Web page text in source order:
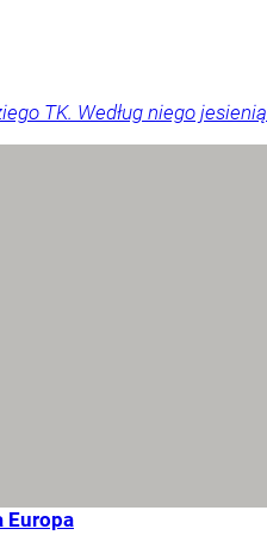
TK. Według niego jesienią
Europa